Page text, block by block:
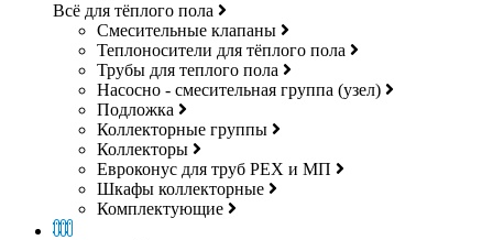
Всё для тёплого пола
Смесительные клапаны
Теплоносители для тёплого пола
Трубы для теплого пола
Насосно - смесительная группа (узел)
Подложка
Коллекторные группы
Коллекторы
Евроконус для труб РЕХ и МП
Шкафы коллекторные
Комплектующие